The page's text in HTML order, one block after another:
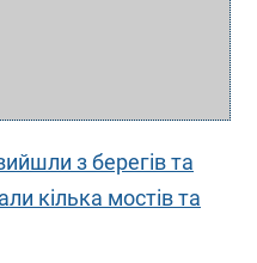
з берегів та
кілька мостів та